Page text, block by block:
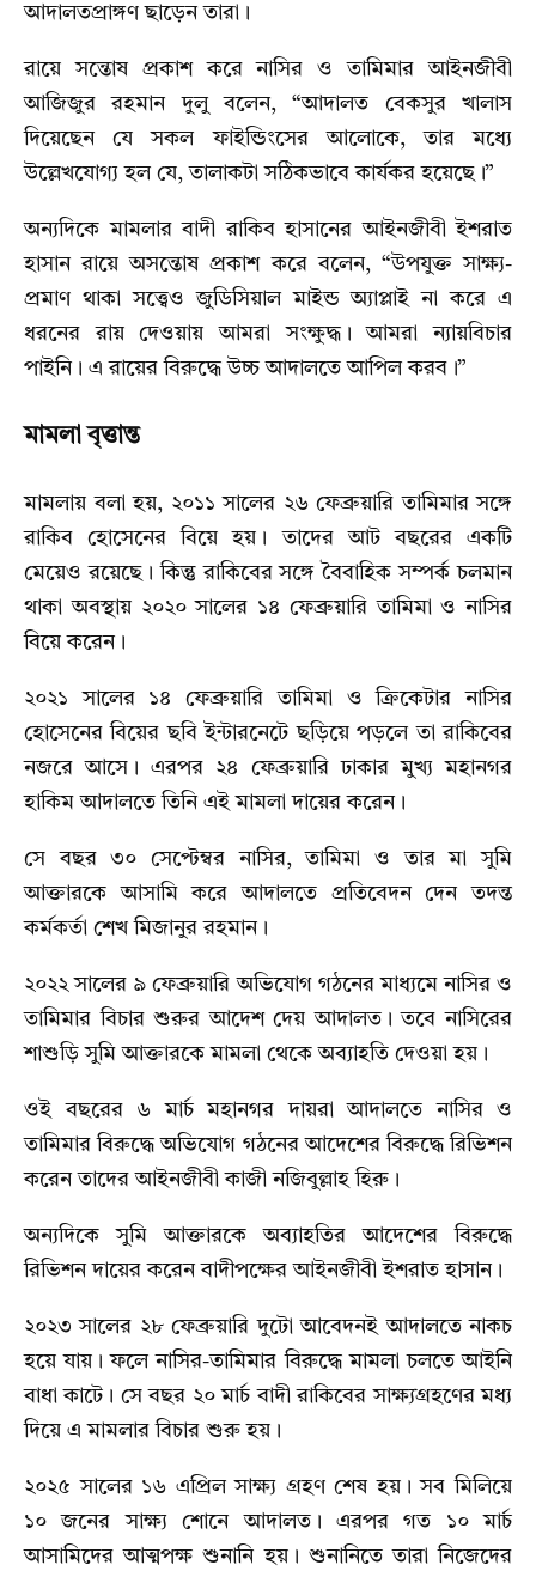
আদালতপ্রাঙ্গণ ছাড়েন তারা।
রায়ে সন্তোষ প্রকাশ করে নাসির ও তামিমার আইনজীবী
আজিজুর রহমান দুলু বলেন, “আদালত বেকসুর খালাস
দিয়েছেন যে সকল ফাইন্ডিংসের আলোকে, তার মধ্যে
উল্লেখযোগ্য হল যে, তালাকটা সঠিকভাবে কার্যকর হয়েছে।”
অন্যদিকে মামলার বাদী রাকিব হাসানের আইনজীবী ইশরাত
হাসান রায়ে অসন্তোষ প্রকাশ করে বলেন, “উপযুক্ত সাক্ষ্য-
প্রমাণ থাকা সত্ত্বেও জুডিসিয়াল মাইন্ড অ্যাপ্লাই না করে এ
ধরনের রায় দেওয়ায় আমরা সংক্ষুদ্ধ। আমরা ন্যায়বিচার
পাইনি। এ রায়ের বিরুদ্ধে উচ্চ আদালতে আপিল করব।”
মামলা বৃত্তান্ত
মামলায় বলা হয়, ২০১১ সালের ২৬ ফেব্রুয়ারি তামিমার সঙ্গে
রাকিব হোসেনের বিয়ে হয়। তাদের আট বছরের একটি
মেয়েও রয়েছে। কিন্তু রাকিবের সঙ্গে বৈবাহিক সম্পর্ক চলমান
থাকা অবস্থায় ২০২০ সালের ১৪ ফেব্রুয়ারি তামিমা ও নাসির
বিয়ে করেন।
২০২১ সালের ১৪ ফেব্রুয়ারি তামিমা ও ক্রিকেটার নাসির
হোসেনের বিয়ের ছবি ইন্টারনেটে ছড়িয়ে পড়লে তা রাকিবের
নজরে আসে। এরপর ২৪ ফেব্রুয়ারি ঢাকার মুখ্য মহানগর
হাকিম আদালতে তিনি এই মামলা দায়ের করেন।
সে বছর ৩০ সেপ্টেম্বর নাসির, তামিমা ও তার মা সুমি
আক্তারকে আসামি করে আদালতে প্রতিবেদন দেন তদন্ত
কর্মকর্তা শেখ মিজানুর রহমান।
২০২২ সালের ৯ ফেব্রুয়ারি অভিযোগ গঠনের মাধ্যমে নাসির ও
তামিমার বিচার শুরুর আদেশ দেয় আদালত। তবে নাসিরের
শাশুড়ি সুমি আক্তারকে মামলা থেকে অব্যাহতি দেওয়া হয়।
ওই বছরের ৬ মার্চ মহানগর দায়রা আদালতে নাসির ও
তামিমার বিরুদ্ধে অভিযোগ গঠনের আদেশের বিরুদ্ধে রিভিশন
করেন তাদের আইনজীবী কাজী নজিবুল্লাহ হিরু।
অন্যদিকে সুমি আক্তারকে অব্যাহতির আদেশের বিরুদ্ধে
রিভিশন দায়ের করেন বাদীপক্ষের আইনজীবী ইশরাত হাসান।
২০২৩ সালের ২৮ ফেব্রুয়ারি দুটো আবেদনই আদালতে নাকচ
হয়ে যায়। ফলে নাসির-তামিমার বিরুদ্ধে মামলা চলতে আইনি
বাধা কাটে। সে বছর ২০ মার্চ বাদী রাকিবের সাক্ষ্যগ্রহণের মধ্য
দিয়ে এ মামলার বিচার শুরু হয়।
২০২৫ সালের ১৬ এপ্রিল সাক্ষ্য গ্রহণ শেষ হয়। সব মিলিয়ে
১০ জনের সাক্ষ্য শোনে আদালত। এরপর গত ১০ মার্চ
আসামিদের আত্মপক্ষ শুনানি হয়। শুনানিতে তারা নিজেদের